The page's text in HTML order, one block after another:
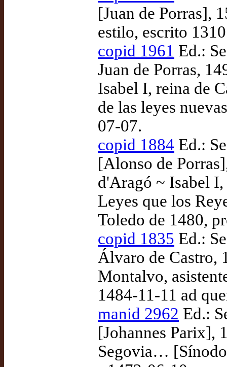
[Juan de Porras],
estilo, escrito
copid 1961 Ed.:
Juan de Porras,
Isabel I, reina de
de las leyes
07-07.
copid 1884 Ed.:
[Alonso de
d'Aragó ~ Isabel
Leyes que los
Toledo de 1480,
copid 1835 Ed.:
Álvaro de Castro,
Montalvo,
1484-11-11 ad
manid 2962 Ed.:
[Johannes Parix],
Segovia…